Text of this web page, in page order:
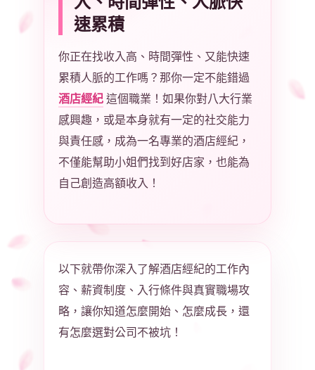
速累積
你正在找收入高、時間彈性、又能快速
累積人脈的工作嗎？那你一定不能錯過
酒店經紀 這個職業！如果你對八大行業
感興趣，或是本身就有一定的社交能力
與責任感，成為一名專業的酒店經紀，
不僅能幫助小姐們找到好店家，也能為
自己創造高額收入！
以下就帶你深入了解酒店經紀的工作內
容、薪資制度、入行條件與真實職場攻
略，讓你知道怎麼開始、怎麼成長，還
有怎麼選對公司不被坑！